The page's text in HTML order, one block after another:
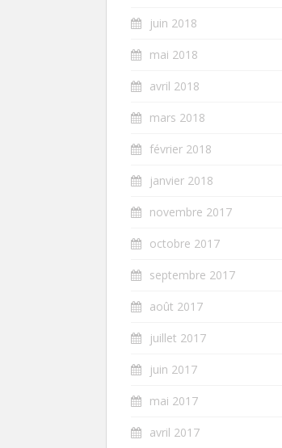
juin 2018
mai 2018
avril 2018
mars 2018
février 2018
janvier 2018
novembre 2017
octobre 2017
septembre 2017
août 2017
juillet 2017
juin 2017
mai 2017
avril 2017